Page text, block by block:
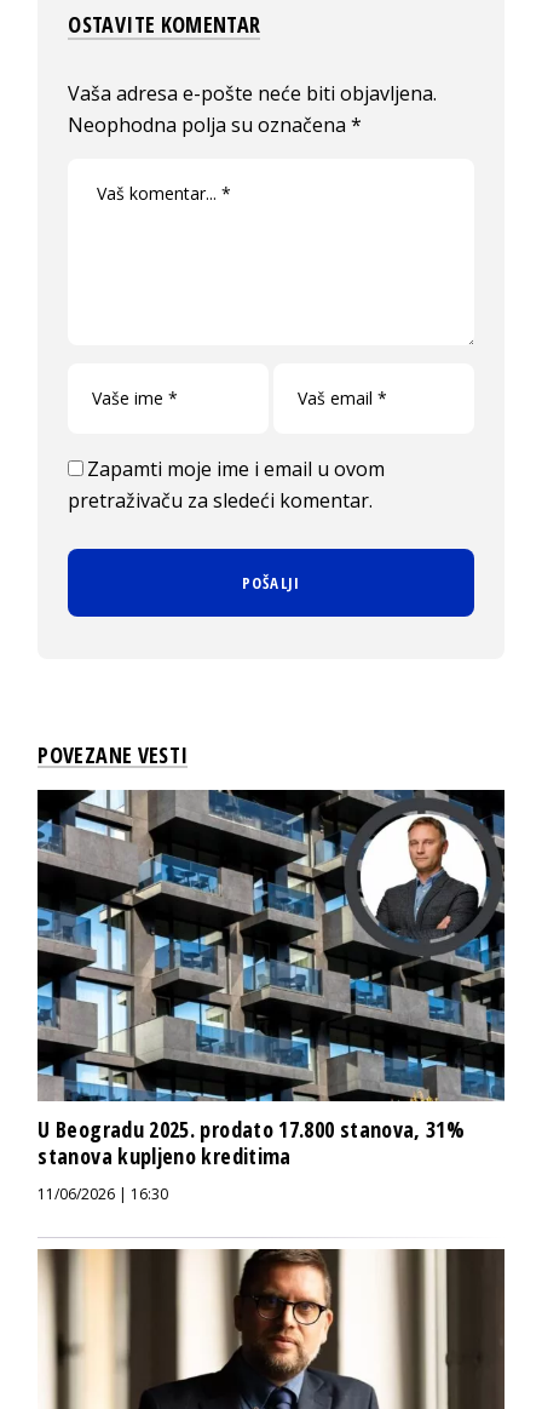
OSTAVITE KOMENTAR
Vaša adresa e-pošte neće biti objavljena.
Neophodna polja su označena*
Zapamti moje ime i email u ovom
pretraživaču za sledeći komentar.
POVEZANE VESTI
U Beogradu 2025. prodato 17.800 stanova, 31%
stanova kupljeno kreditima
11/06/2026 | 16:30